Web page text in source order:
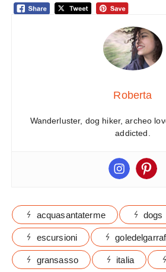
Roberta
Wanderluster, dog hiker, archeo
addicted.
acquasantaterme dogs
escursioni
gransasso italia